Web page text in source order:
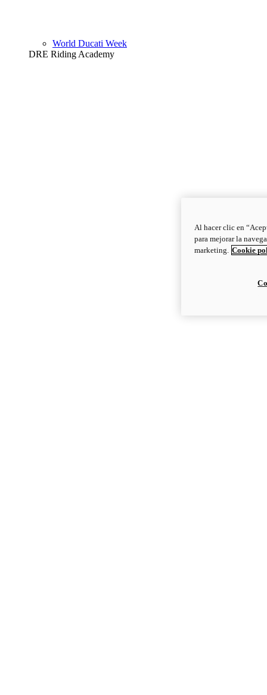
World Ducati Week
DRE Riding Academy
Al hacer clic en
para mejorar la
marketing. Cookie